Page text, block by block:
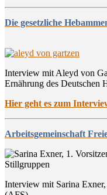
Die gesetzliche
Interview mit Aleyd von
Ernährung des Deutschen
Hier geht es zum
Arbeitsgemeinschaft
Interview mit Sarina